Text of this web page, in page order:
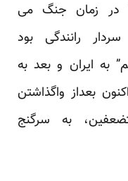
در زمان جنگ می
رانندگی بود
به ایران و بعد به
بعداز واگذاشتن
به سرگنج